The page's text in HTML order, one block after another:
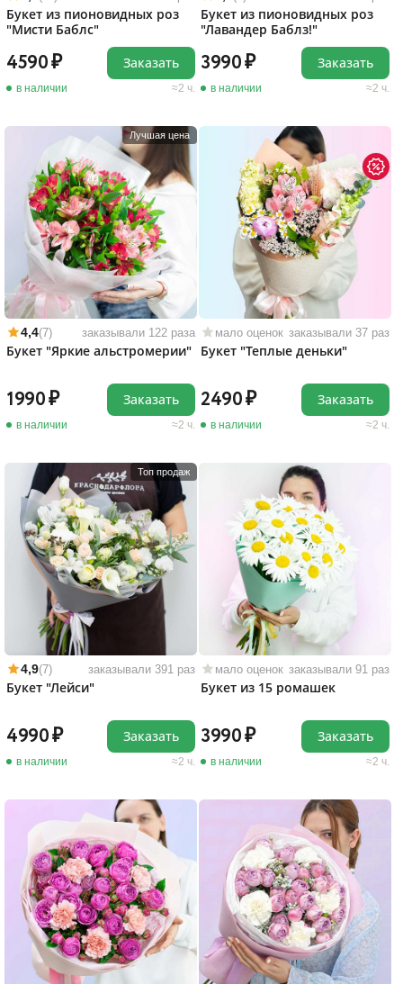
Букет из пионовидных роз
"Мисти Баблс"
4590
в наличии 2 ч.
Заказать
Букет из пионовидных роз
"Лавандер Баблз!"
3990
в наличии 2 ч.
Заказать
Лучшая цена
4,4(7) заказывали 122 раза
Букет "Яркие альстромерии"
1990
в наличии 2 ч.
Заказать
мало оценок заказывали 37 раз
Букет "Теплые деньки"
2490
в наличии 2 ч.
Заказать
Топ продаж
4,9(7) заказывали 391 раз
Букет "Лейси"
4990
в наличии 2 ч.
Заказать
мало оценок заказывали 91 раз
Букет из 15 ромашек
3990
в наличии 2 ч.
Заказать